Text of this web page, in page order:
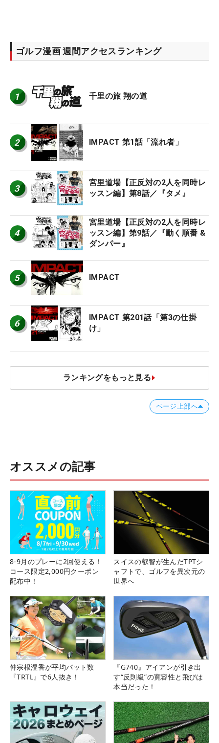
ゴルフ漫画 週間アクセスランキング
1 千里の旅 翔の道
2 IMPACT 第1話「流れ者」
3
宮里道場【正反対の2人を同時レ
ッスン編】第8話／『タメ』
4
宮里道場【正反対の2人を同時レ
ッスン編】第9話／『動く順番 &
ダンパー』
5 IMPACT
6
IMPACT 第201話「第3の仕掛
け」
ランキングをもっと見る
ページ上部へ
オススメの記事
8-9月のプレーに2回使える！
コース限定2,000円クーポン
配布中！
スイスの叡智が生んだTPTシ
ャフトで、ゴルフを異次元の
世界へ
仲宗根澄香が平均パット数
『TRTL』で6人抜き！
『G740』アイアンが引き出
す“反則級”の寛容性と飛びは
本当だった！